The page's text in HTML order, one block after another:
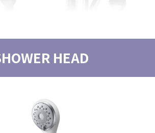
オニティ
エアスタイラー ナノケア
HEAD